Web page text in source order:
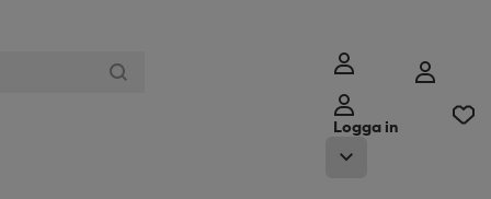
Logga in